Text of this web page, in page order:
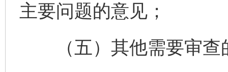
主要问题的意见；
（五）其他需要审查